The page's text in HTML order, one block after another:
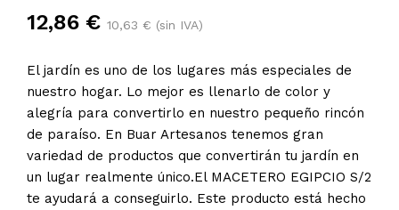
12,86 € 10,63 € (sin IVA)
El jardín es uno de los lugares más especiales de
nuestro hogar. Lo mejor es llenarlo de color y
alegría para convertirlo en nuestro pequeño rincón
de paraíso. En Buar Artesanos tenemos gran
variedad de productos que convertirán tu jardín en
un lugar realmente único.El MACETERO EGIPCIO S/2
te ayudará a conseguirlo. Este producto está hecho